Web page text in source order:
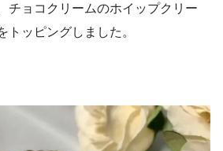
チョコクリームのホイップクリー
トッピングしました。